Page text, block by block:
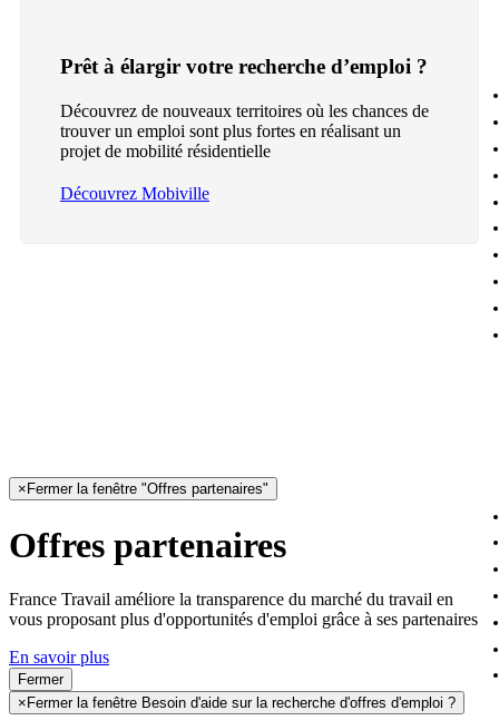
Prêt à élargir votre recherche d’emploi ?
Découvrez de nouveaux territoires où les chances de
trouver un emploi sont plus fortes en réalisant un
projet de mobilité résidentielle
Découvrez Mobiville
× Fermer la fenêtre "Offres partenaires"
Offres partenaires
France Travail améliore la transparence du marché du travail en
vous proposant plus d'opportunités d'emploi grâce à ses partenaires
En savoir plus
Fermer
× Fermer la fenêtre Besoin d'aide sur la recherche d'offres d'emploi ?